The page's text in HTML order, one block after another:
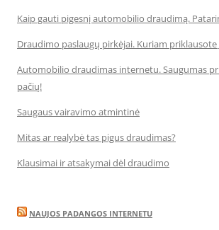
Kaip gauti pigesnį automobilio draudimą.
Draudimo paslaugų pirkėjai. Kuriam priklausote
Automobilio draudimas internetu. Saugumas
pačių!
Saugaus vairavimo atmintinė
Mitas ar realybė tas pigus draudimas?
Klausimai ir atsakymai dėl draudimo
NAUJOS PADANGOS INTERNETU